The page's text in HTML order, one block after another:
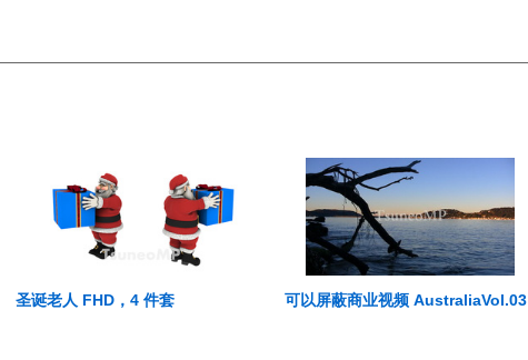
圣诞老人 FHD，4 件套 可以屏蔽商业视频 AustraliaVol.03